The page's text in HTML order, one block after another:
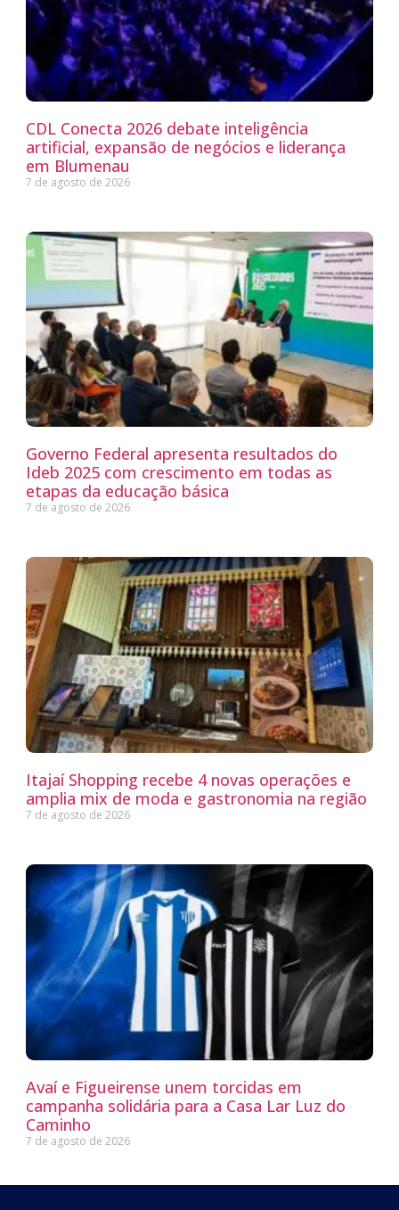
CDL Conecta 2026 debate inteligência
artificial, expansão de negócios e liderança
em Blumenau
7 de agosto de 2026
Governo Federal apresenta resultados do
Ideb 2025 com crescimento em todas as
etapas da educação básica
7 de agosto de 2026
Itajaí Shopping recebe 4 novas operações e
amplia mix de moda e gastronomia na região
7 de agosto de 2026
Avaí e Figueirense unem torcidas em
campanha solidária para a Casa Lar Luz do
Caminho
7 de agosto de 2026